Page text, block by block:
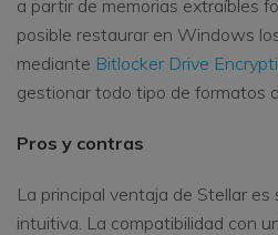
a partir de memorias extraíbles
posible restaurar en Windows
mediante Bitlocker Drive
gestionar todo tipo de formatos
Pros y contras
La principal ventaja de Stellar
intuitiva. La compatibilidad con